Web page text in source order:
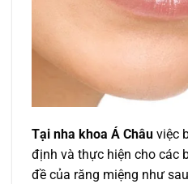
Tại nha khoa Á Châu việc
định và thực hiện cho các
đề của răng miệng như